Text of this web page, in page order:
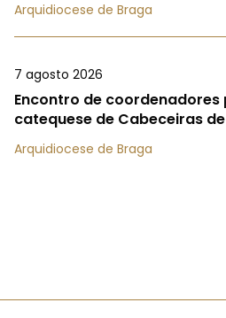
Arquidiocese de Braga
7 agosto 2026
Encontro de coordenadores
catequese de Cabeceiras
Arquidiocese de Braga